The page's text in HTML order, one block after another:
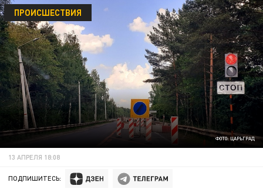
ФОТО: ЦАРЬГРАД
ПРОИСШЕСТВИЯ
13 АПРЕЛЯ 18:08
ПОДПИШИТЕСЬ: